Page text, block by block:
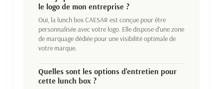
le logo de mon entreprise ?
Oui, la lunch box CAESAR est conçue pour être
personnalisée avec votre logo. Elle dispose d'une zone
de marquage dédiée pour une visibilité optimale de
votre marque.
Quelles sont les options d'entretien pour
cette lunch box ?